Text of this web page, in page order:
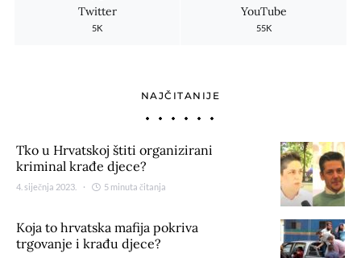
Twitter
5K
YouTube
55K
NAJČITANIJE
Tko u Hrvatskoj štiti organizirani
kriminal krađe djece?
4. siječnja 2023. 5 minuta čitanja
Koja to hrvatska mafija pokriva
trgovanje i krađu djece?